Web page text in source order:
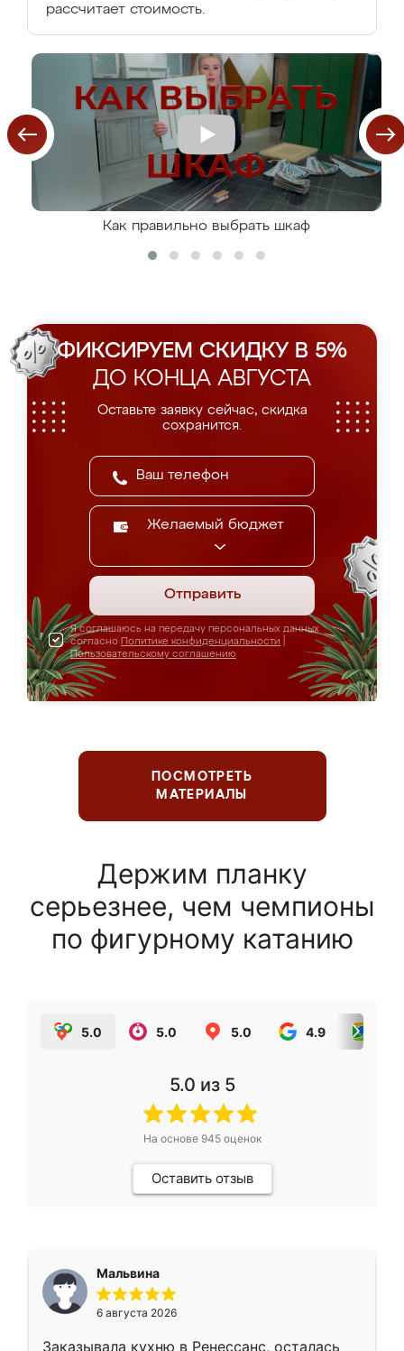
рассчитает стоимость.
Как правильно выбрать шкаф
ФИКСИРУЕМ СКИДКУ В 5%
ДО КОНЦА АВГУСТА
Оставьте заявку сейчас, скидка
сохранится.
Желаемый бюджет
Отправить
Я соглашаюсь на передачу персональных данных
согласно Политике конфиденциальности
Пользовательскому соглашению
ПОСМОТРЕТЬ
МАТЕРИАЛЫ
Держим планку
серьезнее, чем чемпионы
по фигурному катанию
5.0 5.0 5.0 4.9
5.0 из 5
На основе 945оценок
Оставить отзыв
Мальвина
6 августа 2026
Заказывала кухню в Ренессанс, осталась